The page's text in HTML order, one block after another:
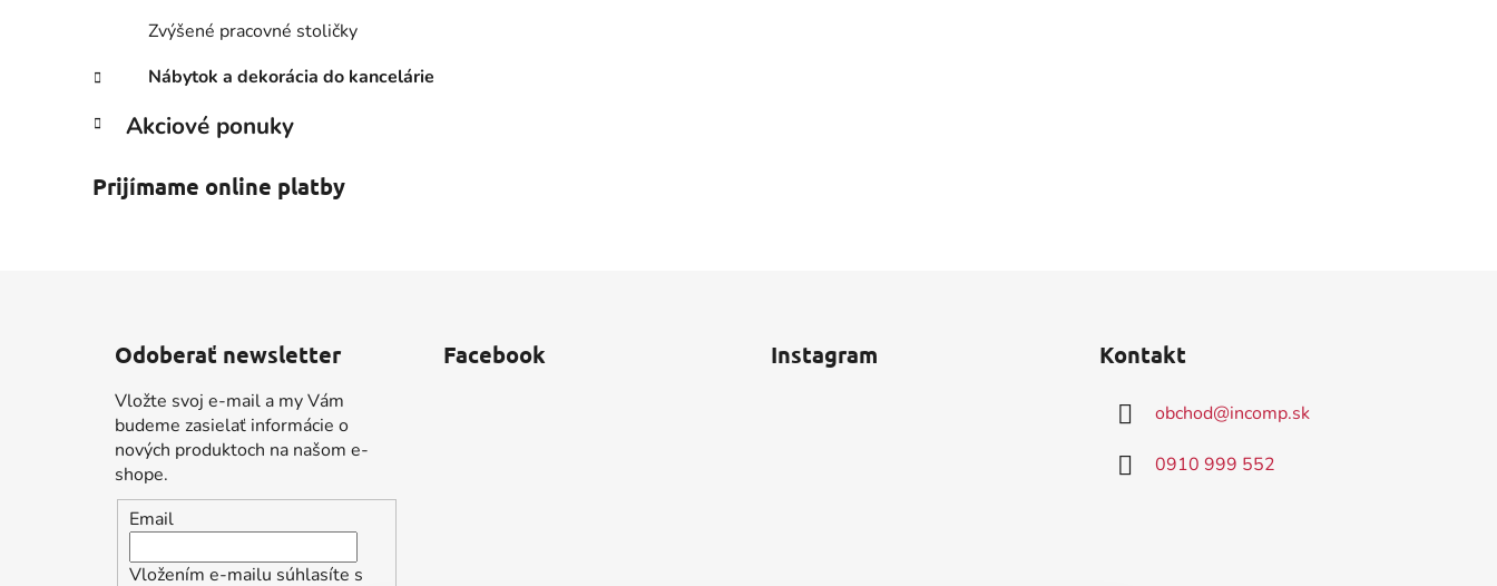
Zvýšené pracovné stoličky
Nábytok a dekorácia do kancelárie
Akciové ponuky
Prijímame online platby
Odoberať newsletter
Vložte svoj e-mail a my Vám
budeme zasielať informácie o
nových produktoch na našom e-
shope.
Email
Vložením e-mailu súhlasíte s
Facebook Instagram Kontakt
obchod@incomp.sk
0910 999 552